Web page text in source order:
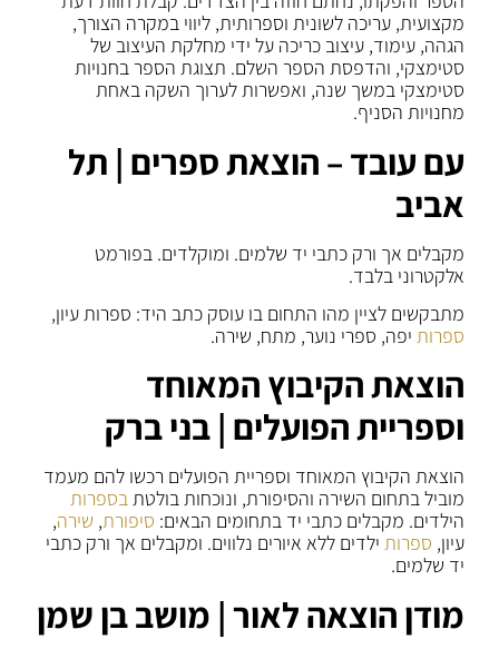
מקצועית, עריכה לשונית וספרותית, ליווי במקרה הצורך,
הגהה, עימוד, עיצוב כריכה על ידי מחלקת העיצוב של
סטימצקי, והדפסת הספר השלם. תצוגת הספר בחנויות
סטימצקי במשך שנה, ואפשרות לערוך השקה באחת
מחנויות הסניף.
עם עובד – הוצאת ספרים | תל
אביב
מקבלים אך ורק כתבי יד שלמים. ומוקלדים. בפורמט
אלקטרוני בלבד.
מתבקשים לציין מהו התחום בו עוסק כתב היד: ספרות עיון,
ספרות יפה, ספרי נוער, מתח, שירה.
הוצאת הקיבוץ המאוחד
וספריית הפועלים | בני ברק
הוצאת הקיבוץ המאוחד וספריית הפועלים רכשו להם מעמד
מוביל בתחום השירה והסיפורת, ונוכחות בולטתבספרות
הילדים. מקבלים כתבי יד בתחומים הבאים: סיפורת, שירה,
עיון, ספרות ילדים ללא איורים נלווים. ומקבלים אך ורק כתבי
יד שלמים.
מודן הוצאה לאור | מושב בן שמן